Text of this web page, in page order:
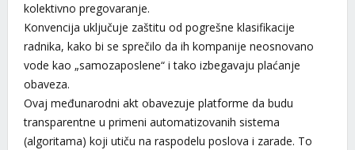
kolektivno pregovaranje.
Konvencija uključuje zaštitu od pogrešne klasifikacije
radnika, kako bi se sprečilo da ih kompanije neosnovano
vode kao „samozaposlene“ i tako izbegavaju plaćanje
obaveza.
Ovaj međunarodni akt obavezuje platforme da budu
transparentne u primeni automatizovanih sistema
(algoritama) koji utiču na raspodelu poslova i zarade. To